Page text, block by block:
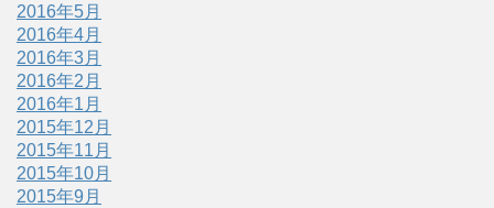
2016年5月
2016年4月
2016年3月
2016年2月
2016年1月
2015年12月
2015年11月
2015年10月
2015年9月